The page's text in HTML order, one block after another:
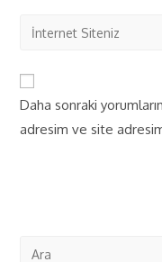
Daha sonraki
adresim ve site